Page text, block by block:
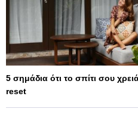
5 σημάδια ότι το σπίτι σου
reset